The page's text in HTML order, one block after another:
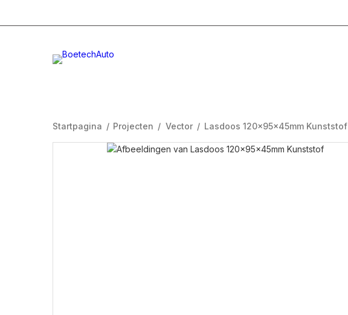
Startpagina / Projecten / Vector / Lasdoos 120x95x45mm Kunststof